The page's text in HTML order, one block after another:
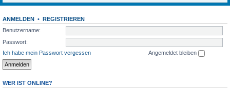
ANMELDEN • REGISTRIEREN
Benutzername:
Passwort:
Ich habe mein Passwort vergessen
Angemeldet bleiben
WER IST ONLINE?